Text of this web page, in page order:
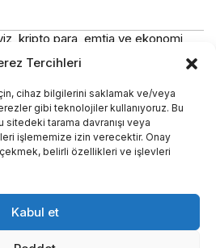
Tercihleri
cihaz bilgilerini saklamak ve/veya
gibi teknolojiler kullanıyoruz. Bu
tarama davranışı veya
işlememize izin verecektir. Onay
belirli özellikleri ve işlevleri
Kabul et
kripto para, emtia ve ekonomi
piyasa verileri ve bilgilendirici
dijital yayın platformudur.
bilgilendirme amaçlıdır ve
taşımaz.